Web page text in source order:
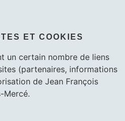
ET COOKIES
un certain nombre de liens
(partenaires, informations
de Jean François
Mercé.